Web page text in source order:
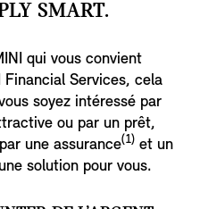
SMART.
qui vous convient
Services, cela
soyez intéressé par
ou par un prêt,
une assurance(1) et un
solution pour vous.